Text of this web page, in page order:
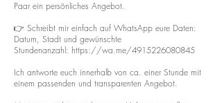
Paar ein persönliches Angebot.
👉 Schreibt mir einfach auf WhatsApp eure Daten:
Datum, Stadt und gewünschte
Stundenanzahl: https://wa.me/4915226080845
Ich antworte euch innerhalb von ca. einer Stunde mit
einem passenden und transparenten Angebot.